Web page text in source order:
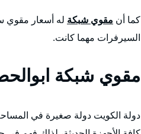
كما أن مقوي شبكة له أسعار مقوي
السيرفرات مهما كانت.
مقوي شبكة
دولة الكويت دولة صغيرة في